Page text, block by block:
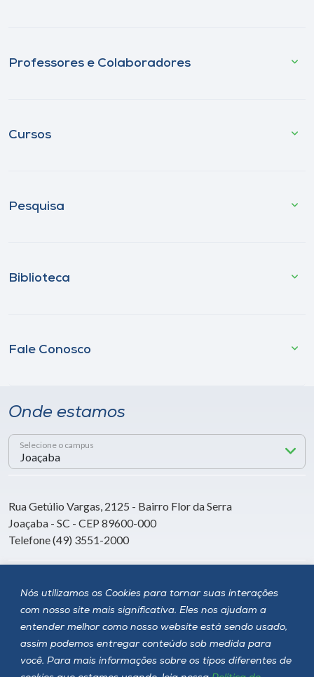
Nós utilizamos os Cookies para tornar suas interações
com nosso site mais significativa. Eles nos ajudam a
entender melhor como nosso website está sendo usado,
assim podemos entregar conteúdo sob medida para
você. Para mais informações sobre os tipos diferentes de
Professores e Colaboradores
Cursos
Pesquisa
Biblioteca
Fale Conosco
Onde estamos
Selecione o campus
Rua Getúlio Vargas, 2125 - Bairro Flor da Serra
Joaçaba - SC - CEP 89600-000
Telefone (49) 3551-2000
Siga a Unoesc